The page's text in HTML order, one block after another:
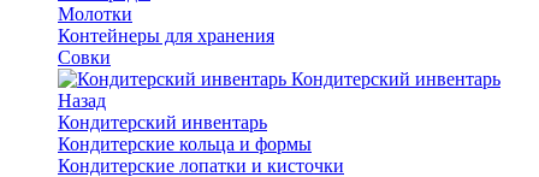
Молотки
Контейнеры для хранения
Совки
Кондитерский инвентарь
Назад
Кондитерский инвентарь
Кондитерские кольца и формы
Кондитерские лопатки и кисточки